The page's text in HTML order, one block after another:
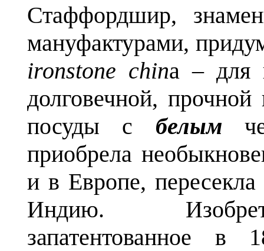
Стаффордшир,
мануфактурами,
ironstone china – для
долговечной, прочной
посуды с
белым
приобрела
и в Европе,
Индию.
запатентованное в